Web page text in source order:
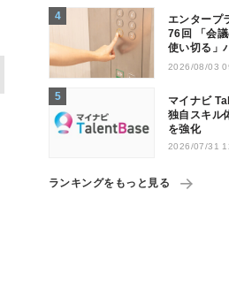
エンタープ
76回 「会
使い切る」
則を打破す
2026/08/03
マイナビ
独自スキル
を強化
2026/07/31
ランキングをもっと見る